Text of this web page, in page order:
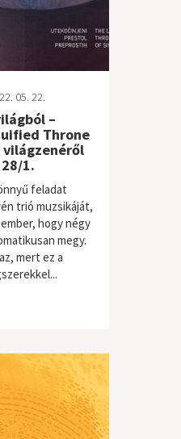
05. 22.
–
Throne
1.
feladat
trió muzsikáját,
hogy négy
megy.
mert ez a